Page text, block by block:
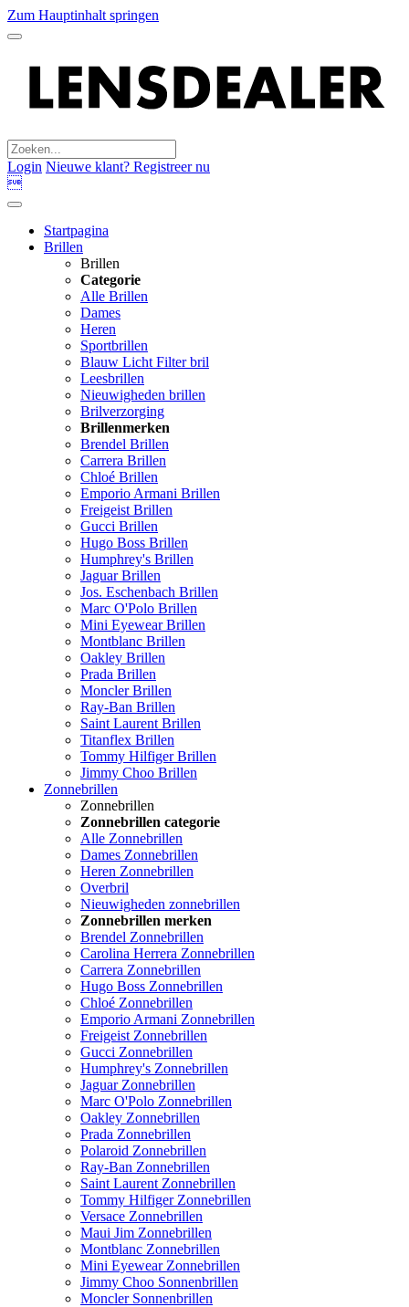
Zum Hauptinhalt springen
Login Nieuwe klant? Registreer nu

Startpagina
Brillen
Brillen
Categorie
Alle Brillen
Dames
Heren
Sportbrillen
Blauw Licht Filter bril
Leesbrillen
Nieuwigheden brillen
Brilverzorging
Brillenmerken
Brendel Brillen
Carrera Brillen
Chloé Brillen
Emporio Armani Brillen
Freigeist Brillen
Gucci Brillen
Hugo Boss Brillen
Humphrey's Brillen
Jaguar Brillen
Jos. Eschenbach Brillen
Marc O'Polo Brillen
Mini Eyewear Brillen
Montblanc Brillen
Oakley Brillen
Prada Brillen
Moncler Brillen
Ray-Ban Brillen
Saint Laurent Brillen
Titanflex Brillen
Tommy Hilfiger Brillen
Jimmy Choo Brillen
Zonnebrillen
Zonnebrillen
Zonnebrillen categorie
Alle Zonnebrillen
Dames Zonnebrillen
Heren Zonnebrillen
Overbril
Nieuwigheden zonnebrillen
Zonnebrillen merken
Brendel Zonnebrillen
Carolina Herrera Zonnebrillen
Carrera Zonnebrillen
Hugo Boss Zonnebrillen
Chloé Zonnebrillen
Emporio Armani Zonnebrillen
Freigeist Zonnebrillen
Gucci Zonnebrillen
Humphrey's Zonnebrillen
Jaguar Zonnebrillen
Marc O'Polo Zonnebrillen
Oakley Zonnebrillen
Prada Zonnebrillen
Polaroid Zonnebrillen
Ray-Ban Zonnebrillen
Saint Laurent Zonnebrillen
Tommy Hilfiger Zonnebrillen
Versace Zonnebrillen
Maui Jim Zonnebrillen
Montblanc Zonnebrillen
Mini Eyewear Zonnebrillen
Jimmy Choo Sonnenbrillen
Moncler Sonnenbrillen